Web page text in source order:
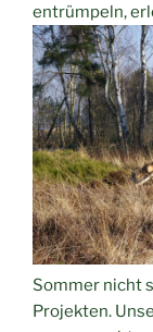
entrümpeln,
Sommer nicht
Projekten.